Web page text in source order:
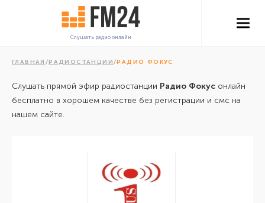
Слушать радио онлайн
ГЛАВНАЯ /РАДИОСТАНЦИИ/РАДИО ФОКУС
Слушать прямой эфир радиостанции Радио Фокус онлайн
бесплатно в хорошем качестве без регистрации и смс на
нашем сайте.